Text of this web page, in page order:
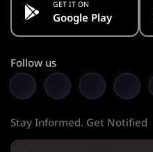
GET IT ON
Google Play
Follow us
Stay Informed. Get Notified